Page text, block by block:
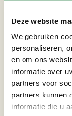
Deze website
We gebruiken
personaliseren,
en om ons
informatie over
partners voor
partners kunnen
informatie die u
995 euro incl.
Termijnbetaling
Aanmelden kan tot